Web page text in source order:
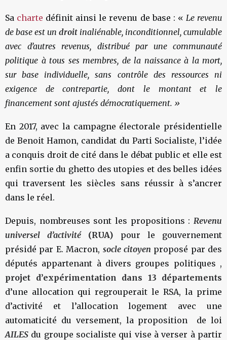
Sa charte définit ainsi le revenu de base : « Le revenu
de base est un droit inaliénable, inconditionnel, cumulable
avec d’autres revenus, distribué par une communauté
politique à tous ses membres, de la naissance à la mort,
sur base individuelle, sans contrôle des ressources ni
exigence de contrepartie, dont le montant et le
financement sont ajustés démocratiquement. »
En 2017, avec la campagne électorale présidentielle
de Benoit Hamon, candidat du Parti Socialiste, l’idée
a conquis droit de cité dans le débat public et elle est
enfin sortie du ghetto des utopies et des belles idées
qui traversent les siècles sans réussir à s’ancrer
dans le réel.
Depuis, nombreuses sont les propositions : Revenu
universel d’activité
(RUA) pour le gouvernement
présidé par E. Macron, socle citoyen proposé par des
députés appartenant à divers groupes politiques ,
projet d’expérimentation dans 13 départements
d’une allocation qui regrouperait le RSA, la prime
d’activité et l’allocation logement avec une
automaticité du versement, la proposition de loi
AILES du groupe socialiste qui vise à verser à partir